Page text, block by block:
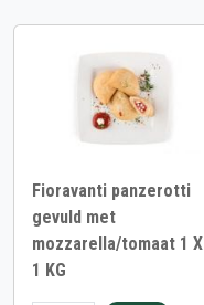
Fioravanti panzerotti
gevuld met
mozzarella/tomaat 1 X
1 KG